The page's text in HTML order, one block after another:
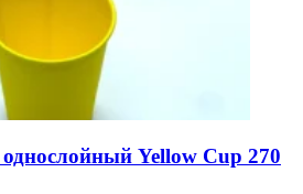
Yellow Cup 270